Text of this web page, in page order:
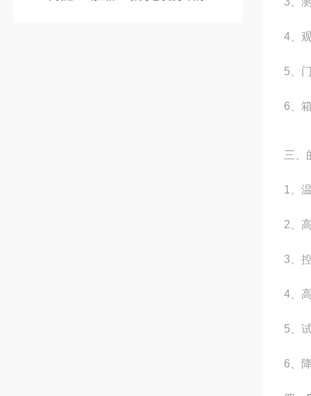
4 、
5 、
6 、
三、
1 、
2 、
3 、
4 、
5 、
6 、